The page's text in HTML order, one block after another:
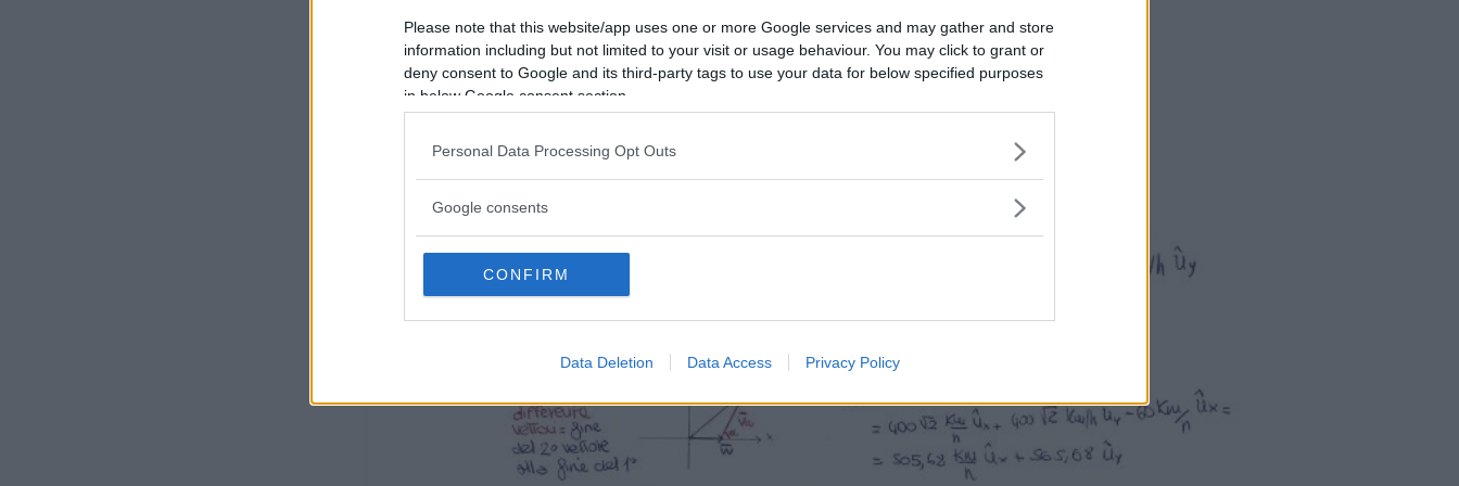
Please note that this website/app uses one or more Google services and may gather and store
information including but not limited to your visit or usage behaviour. You may click to grant or
deny consent to Google and its third-party tags to use your data for below specified purposes
in below Google consent section.
Personal Data Processing Opt Outs
Google consents
CONFIRM
Data Deletion Data Access Privacy Policy